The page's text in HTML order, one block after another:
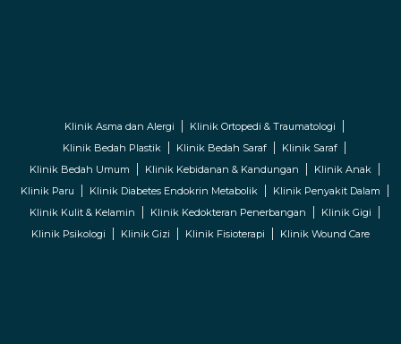
Klinik Asma dan Alergi
Klinik Ortopedi & Traumatologi
Klinik Bedah Plastik
Klinik Bedah Saraf
Klinik Saraf
Klinik Bedah Umum
Klinik Kebidanan & Kandungan
Klinik Anak
Klinik Paru
Klinik Diabetes Endokrin Metabolik
Klinik Penyakit Dalam
Klinik Kulit & Kelamin
Klinik Kedokteran Penerbangan
Klinik Gigi
Klinik Psikologi
Klinik Gizi Klinik Fisioterapi Klinik Wound Care